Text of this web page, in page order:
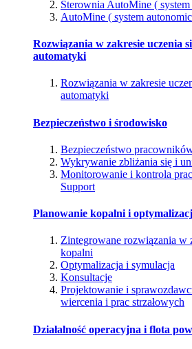
Sterownia AutoMine (
AutoMine ( system
Rozwiązania w zakresie uczenia
automatyki
Rozwiązania w zakresie
automatyki
Bezpieczeństwo i środowisko
Bezpieczeństwo
Wykrywanie zbliżania się i
Monitorowanie i kontrola
Support
Planowanie kopalni i
Zintegrowane rozwiązania w
kopalni
Optymalizacja i symulacja
Konsultacje
Projektowanie i
wiercenia i prac strzałowych
Działalność operacyjna i flota